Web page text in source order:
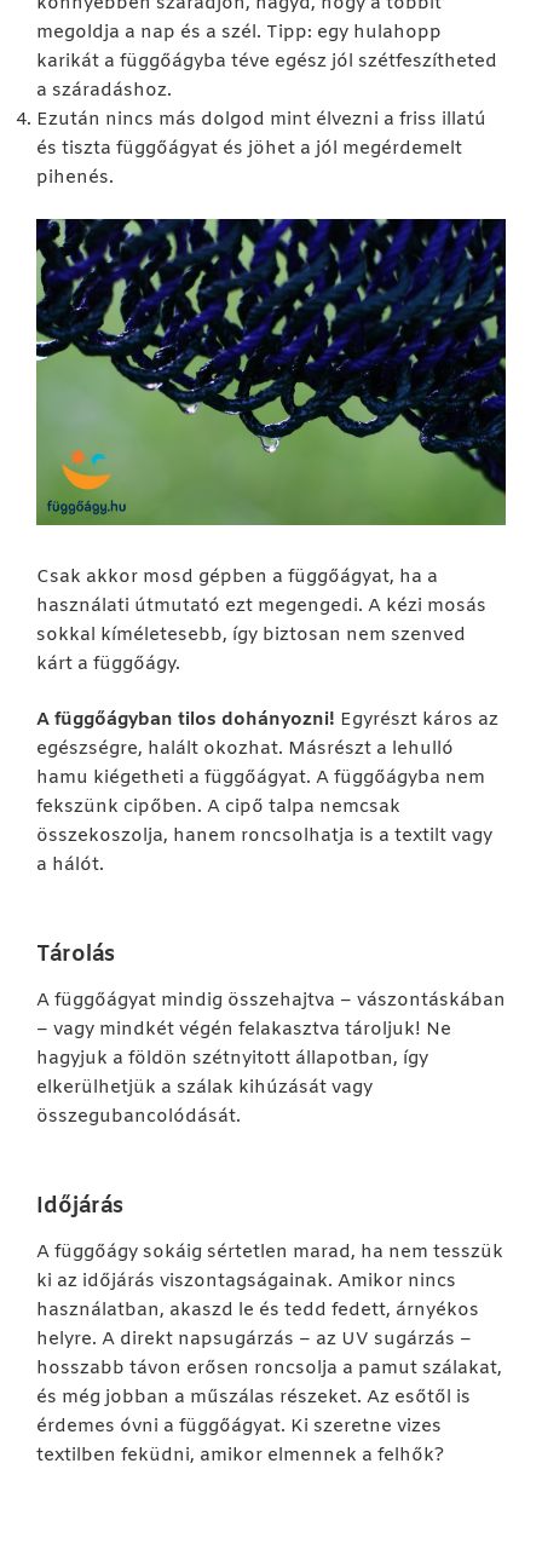
megoldja a nap és a szél. Tipp: egy hulahopp
karikát a függőágyba téve egész jól szétfeszítheted
a száradáshoz.
Ezután nincs más dolgod mint élvezni a friss illatú
és tiszta függőágyat és jöhet a jól megérdemelt
pihenés.
Csak akkor mosd gépben a függőágyat, ha a
használati útmutató ezt megengedi. A kézi mosás
sokkal kíméletesebb, így biztosan nem szenved
kárt a függőágy.
A függőágyban tilos dohányozni! Egyrészt káros az
egészségre, halált okozhat. Másrészt a lehulló
hamu kiégetheti a függőágyat. A függőágyba nem
fekszünk cipőben. A cipő talpa nemcsak
összekoszolja, hanem roncsolhatja is a textilt vagy
a hálót.
Tárolás
A függőágyat mindig összehajtva – vászontáskában
– vagy mindkét végén felakasztva tároljuk! Ne
hagyjuk a földön szétnyitott állapotban, így
elkerülhetjük a szálak kihúzását vagy
összegubancolódását.
Időjárás
A függőágy sokáig sértetlen marad, ha nem tesszük
ki az időjárás viszontagságainak. Amikor nincs
használatban, akaszd le és tedd fedett, árnyékos
helyre. A direkt napsugárzás – az UV sugárzás –
hosszabb távon erősen roncsolja a pamut szálakat,
és még jobban a műszálas részeket. Az esőtől is
érdemes óvni a függőágyat. Ki szeretne vizes
textilben feküdni, amikor elmennek a felhők?